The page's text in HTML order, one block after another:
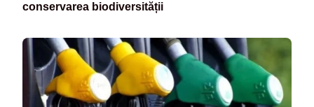
conservarea biodiversității